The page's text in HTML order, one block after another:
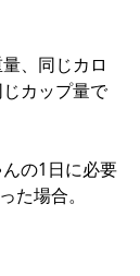
、同じカロ
カップ量で
の1日に必要
た場合。